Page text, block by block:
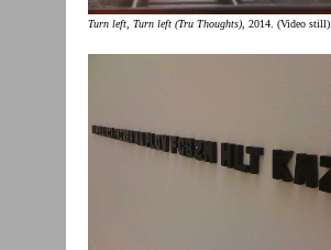
Turn left, Turn left (Tru Thoughts) , 2014. (Video still).